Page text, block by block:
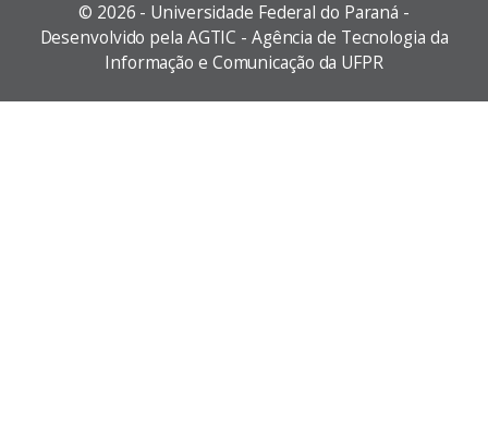
© 2026 - Universidade Federal do Paraná -
Desenvolvido pela AGTIC - Agência de Tecnologia da
Informação e Comunicação da UFPR